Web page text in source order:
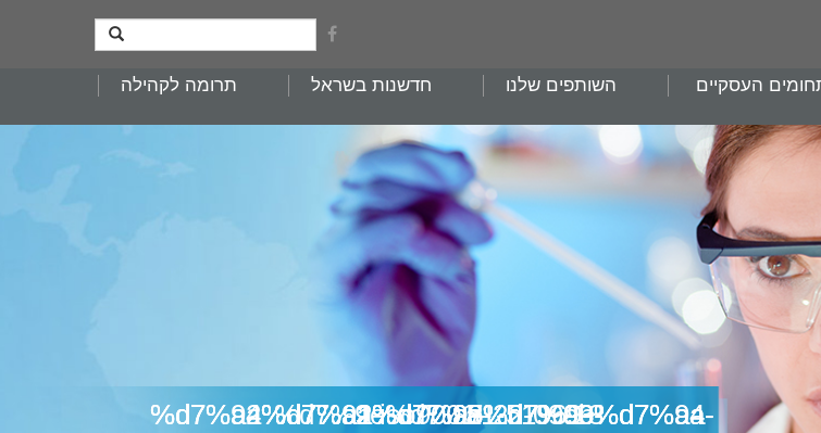
העסקיים השותפים שלנו חדשנות בשראל
תרומה לקהילה
iso9001-%d7%aa%d7%a2%d7%95%d7%93%d7%aa-%d7%94%d7%a1%d7%9e%d7%9b%d7%94-%d7%9e%d7%a1-51969-%d7%a2%d7%91%d7%a8%d7%99%d7%aa-%d7%aa%d7%a7%d7%a3-%d7%a2%d7%93-22-09-18